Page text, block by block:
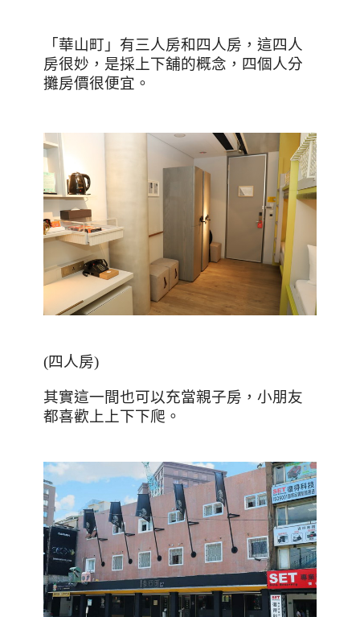
「華山町」有三人房和四人房，這四人
房很妙，是採上下舖的概念，四個人分
攤房價很便宜。
(四人房)
其實這一間也可以充當親子房，小朋友
都喜歡上上下下爬。